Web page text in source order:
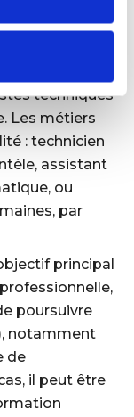
diplômés de
techniques
Les métiers
: technicien
assistant
ou
par
principal
poursuivre
notamment
de
il peut être